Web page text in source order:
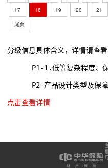
17
18 19 20 21
尾页
分级信息具体含义，详情请查看
P1-1.低等复杂程度、
P2-产品设计类型及保
点击查看详情